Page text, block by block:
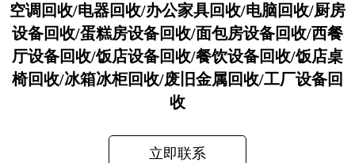
空调回收/电器回收/办公家具回收/电脑回收/厨房
设备回收/蛋糕房设备回收/面包房设备回收/西餐
厅设备回收/饭店设备回收/餐饮设备回收/饭店桌
椅回收/冰箱冰柜回收/废旧金属回收/工厂设备回
收
立即联系